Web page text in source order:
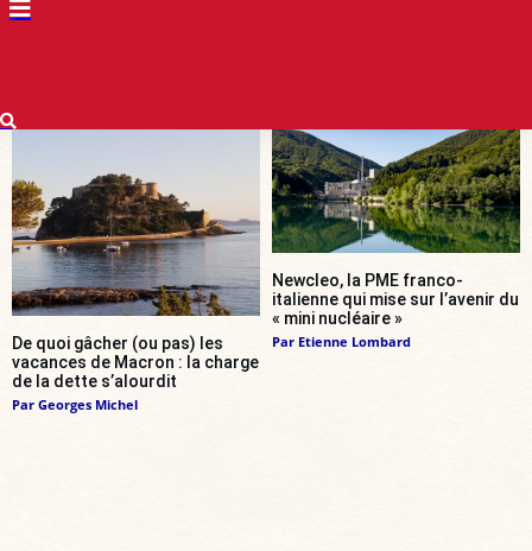
De quoi gâcher (ou pas) les
vacances de Macron : la charge
de la dette s’alourdit
Par Georges Michel
Newcleo, la PME franco-
italienne qui mise sur l’avenir du
« mini nucléaire »
Par Etienne Lombard